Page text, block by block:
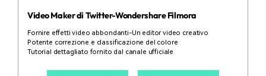
Video Maker di Twitter-Wondershare Filmora
Fornire effetti video abbondanti-Un editor video creativo
Potente correzione e classificazione del colore
Tutorial dettagliato fornito dal canale ufficiale